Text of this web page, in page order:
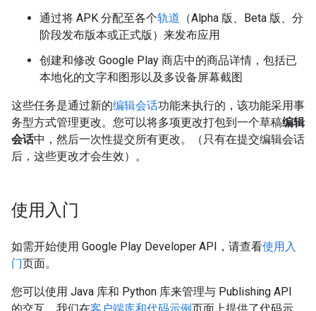
通过将 APK 分配至各个轨道 （Alpha 版、Beta 版、分
阶段发布版本或正式版）来发布应用
创建和修改 Google Play 商店中的商品详情，包括已
本地化的文字和图形以及多设备屏幕截图
这些任务是通过新的编辑会话功能来执行的，该功能采用事
务型方式管理更改。您可以将多项更改打包到一个草稿编辑
会话中，然后一次性提交所有更改。（只有在提交编辑会话
后，这些更改才会生效）。
使用入门
如需开始使用 Google Play Developer API，请查看使用入
门页面。
您可以使用 Java 库和 Python 库来管理与 Publishing API